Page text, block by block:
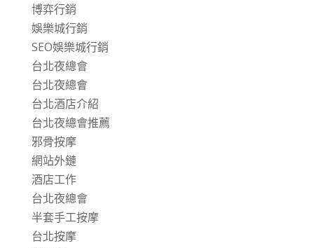
博弈行銷
娛樂城行銷
SEO娛樂城行銷
台北夜總會
台北夜總會
台北酒店介紹
台北夜總會推薦
邪骨按摩
網站外鏈
酒店工作
台北夜總會
半套手工按摩
台北按摩